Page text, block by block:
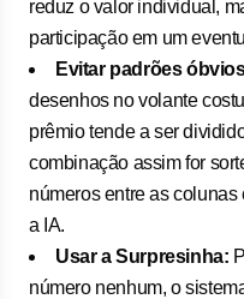
reduz o valor individual,
participação em um
Evitar padrões
desenhos no volante
prêmio tende a ser
combinação assim for
números entre as colunas
a IA.
Usar a Surpresinha:
número nenhum, o